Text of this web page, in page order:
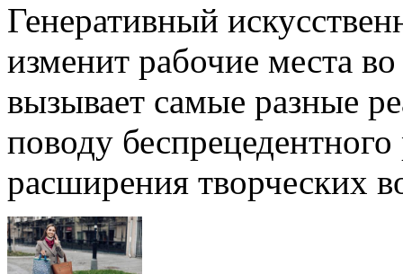
Генеративный
изменит рабочие места
вызывает самые разные
поводу
расширения творческих